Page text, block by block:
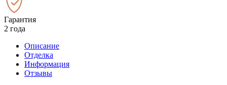
Гарантия
2 года
Описание
Отделка
Информация
Отзывы